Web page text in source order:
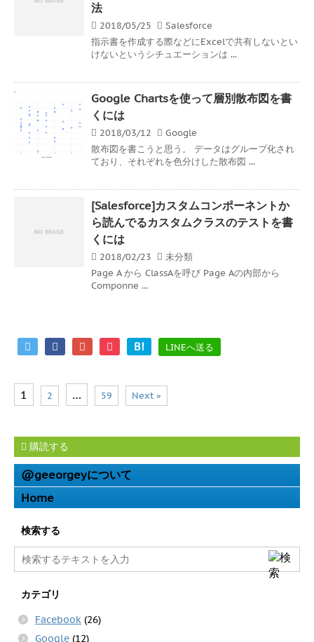
法
2018/05/25
Salesforce
指示書を作成する際などにExcelで共有しないとい
けないというシチュエーションは ...
Google Chartsを使って層別散布図を書
くには
2018/03/12
Google
散布図を書こうと思う。 データはグループ化され
ており、それぞれを色分けした散布図 ...
[Salesforce]カスタムコンポーネントか
ら読んでるカスタムクラスのテストを書
くには
2018/02/23
未分類
Page A から ClassAを呼び Page Aの内部から
Componne ...
B! LINEへ送る
1 2 … 59 Next »
購読する
@geeorgeyについて
Home
検索する
カテゴリ
Facebook (26)
Google (12)